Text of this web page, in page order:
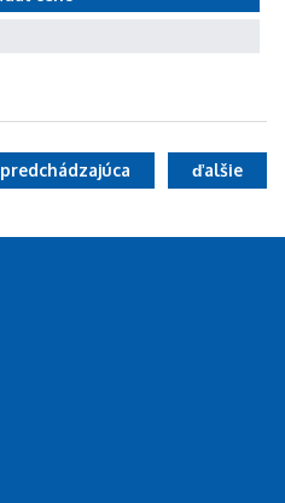
ďalšie
predchádzajúca